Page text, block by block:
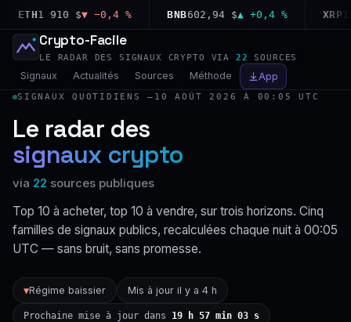
ETH1 910 $▼ −0,4 % BNB602,94 $▲ +0,4 % XRP
Crypto-Facile
LE RADAR DES SIGNAUX CRYPTO VIA 22 SOURCES
Signaux Actualités Sources Méthode App
SIGNAUX QUOTIDIENS — 10 AOÛT 2026 À 00:05 UTC
Le radar des
signaux crypto
via 22 sources publiques
Top 10 à acheter, top 10 à vendre, sur trois horizons. Cinq
familles de signaux publics, recalculées chaque nuit à 00:05
UTC — sans bruit, sans promesse.
▼Régime baissier Mis à jour il y a 4 h
Prochaine mise à jour dans 19 h 57 min 02 s